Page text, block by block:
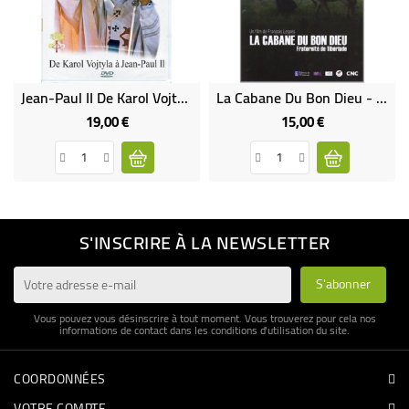
Jean-Paul II De Karol Vojtyla À Jean-Paul II
19,00 €Prix
La Cabane Du Bon Dieu - Fraternité De Tibériade
15,00 €Prix
S'INSCRIRE À LA NEWSLETTER
Vous pouvez vous désinscrire à tout moment. Vous trouverez pour cela nos
informations de contact dans les conditions d'utilisation du site.
COORDONNÉES